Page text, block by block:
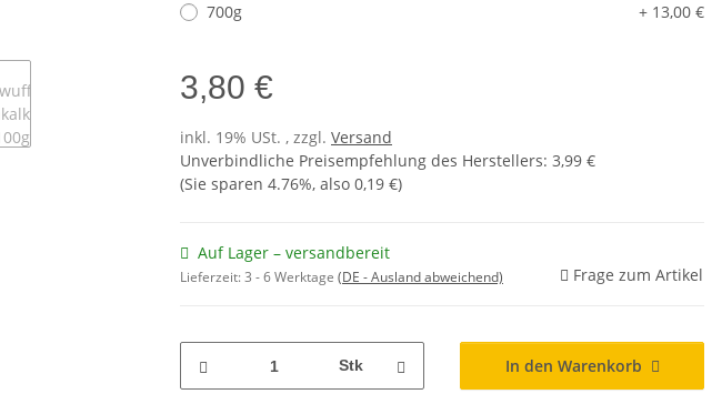
700g
+ 13,00 €
3,80 €
inkl. 19% USt. , zzgl. Versand
Unverbindliche Preisempfehlung des Herstellers: 3,99 €
(Sie sparen 4.76%, also 0,19 €)
Auf Lager – versandbereit
Lieferzeit:3 - 6 Werktage (DE - Ausland abweichend) Frage zum Artikel
Stk In den Warenkorb